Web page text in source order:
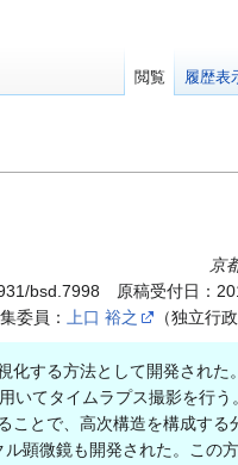
京
bsd.7998 原稿受付日：
委員： 上口 裕之 （独立行
する方法として開発された
てタイムラプス撮影を行
とで、高次構造を構成する
顕微鏡も開発された。この
閲覧 履歴表